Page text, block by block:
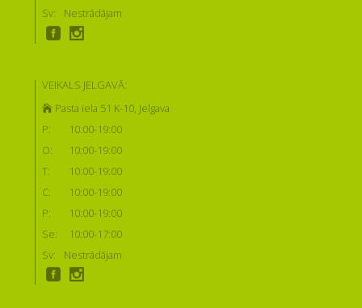
Sv:
Nestrādājam
VEIKALS JELGAVĀ:
Pasta iela 51 K-10, Jelgava
P:
10:00-19:00
O:
10:00-19:00
T:
10:00-19:00
C:
10:00-19:00
P:
10:00-19:00
Se:
10:00-17:00
Sv:
Nestrādājam